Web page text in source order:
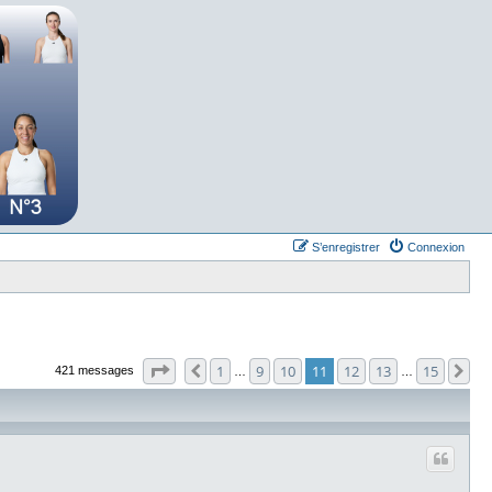
Connexion
S’enregistrer
421 messages Page 11sur 15
Précédente
1 9 10 11 12 13 15